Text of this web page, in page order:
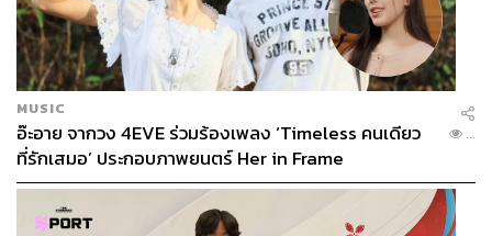
MUSIC
อ๊ะอาย จากวง 4EVE ร่วมร้องเพลง ‘Timeless คนเดียว
ที่รักเสมอ’ ประกอบภาพยนตร์ Her in Frame
...